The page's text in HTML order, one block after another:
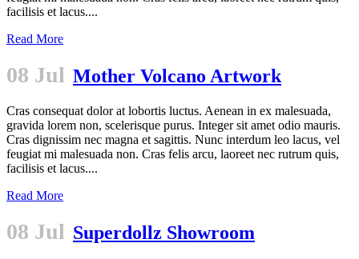
facilisis et lacus....
Read More
08 Jul Mother Volcano Artwork
Cras consequat dolor at lobortis luctus. Aenean in ex malesuada,
gravida lorem non, scelerisque purus. Integer sit amet odio mauris.
Cras dignissim nec magna et sagittis. Nunc interdum leo lacus, vel
feugiat mi malesuada non. Cras felis arcu, laoreet nec rutrum quis,
facilisis et lacus....
Read More
08 Jul Superdollz Showroom